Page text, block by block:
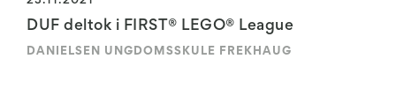
DUF deltok i FIRST® LEGO® League
DANIELSEN UNGDOMSSKULE FREKHAUG